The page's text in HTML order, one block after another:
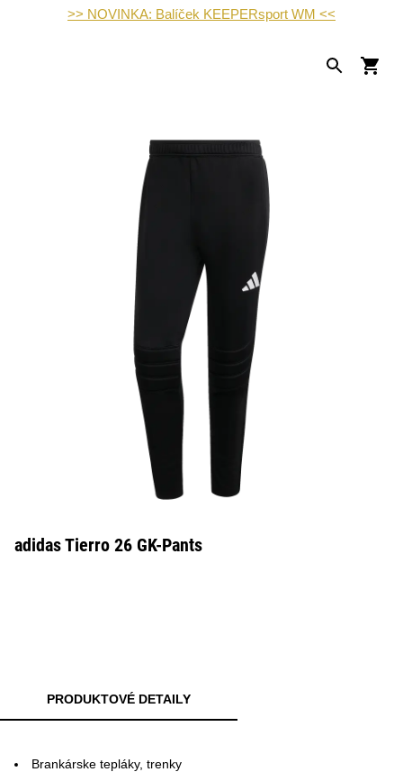
>> NOVINKA: Balíček KEEPERsport WM <<
adidas Tierro 26 GK-Pants
PRODUKTOVÉ DETAILY
Brankárske tepláky, trenky